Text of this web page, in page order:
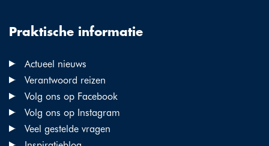
Praktische informatie
Actueel nieuws
Verantwoord reizen
Volg ons op Facebook
Volg ons op Instagram
Veel gestelde vragen